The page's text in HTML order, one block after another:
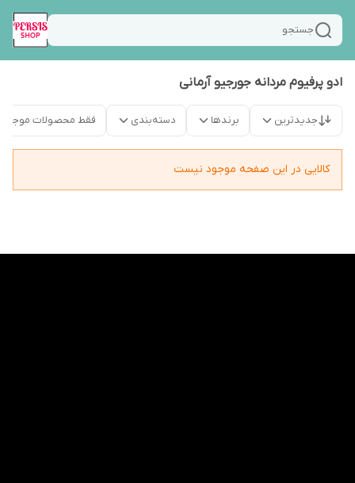
جستجو
ادو پرفیوم مردانه جورجیو آرمانی
جدیدترین برندها دسته‌بندی فقط محصولات موجود
کالایی در این صفحه موجود نیست